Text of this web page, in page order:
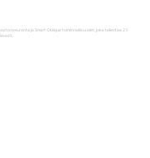
ja Smart Oblique toiminnallisuudet, joka tallentaa 2.1